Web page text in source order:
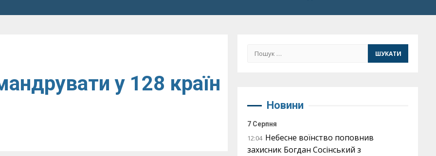
у 128 країн
Пошук:
Новини
7 Серпня
12:04 Небесне воїнство поповнив
захисник Богдан Сосінський з